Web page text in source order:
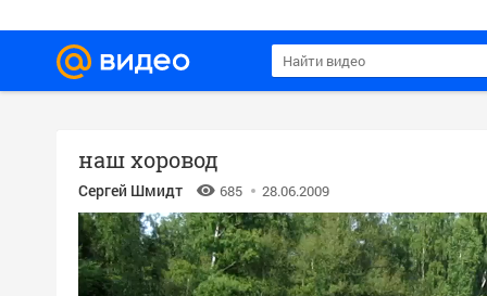
наш хоровод
Сергей Шмидт 685 28.06.2009